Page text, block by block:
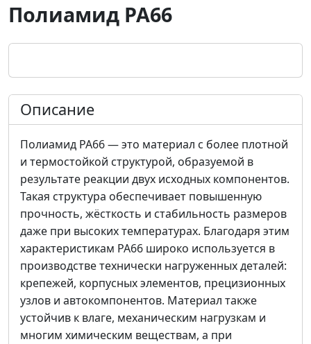
Полиамид РА66
Описание
Полиамид PA66 — это материал с более плотной
и термостойкой структурой, образуемой в
результате реакции двух исходных компонентов.
Такая структура обеспечивает повышенную
прочность, жёсткость и стабильность размеров
даже при высоких температурах. Благодаря этим
характеристикам PA66 широко используется в
производстве технически нагруженных деталей:
крепежей, корпусных элементов, прецизионных
узлов и автокомпонентов. Материал также
устойчив к влаге, механическим нагрузкам и
многим химическим веществам, а при